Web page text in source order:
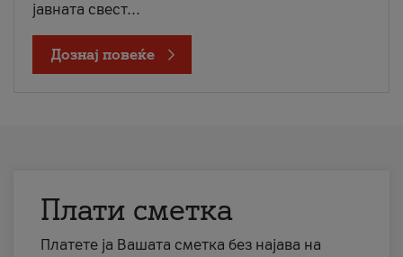
јавната свест...
Дознај повеќе
Плати сметка
Платете ја Вашата сметка без најава на